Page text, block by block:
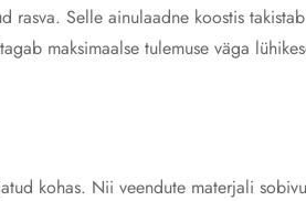
Selle ainulaadne koostis
maksimaalse tulemuse väga
kohas. Nii veendute materjali